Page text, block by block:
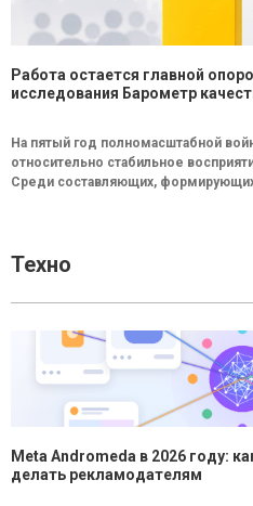
Работа остается главной
исследования Барометр
На пятый год полномасштабной
относительно стабильное
Среди составляющих,
Техно
Meta Andromeda в 2026 году:
делать рекламодателям